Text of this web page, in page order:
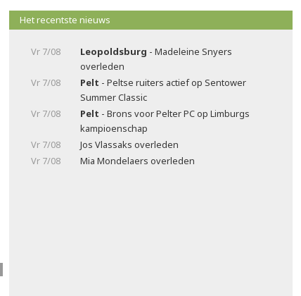
Het recentste nieuws
Vr 7/08 Leopoldsburg - Madeleine Snyers
overleden
Vr 7/08
Pelt - Peltse ruiters actief op Sentower
Summer Classic
Vr 7/08
Pelt - Brons voor Pelter PC op Limburgs
kampioenschap
Vr 7/08
Jos Vlassaks overleden
Vr 7/08
Mia Mondelaers overleden